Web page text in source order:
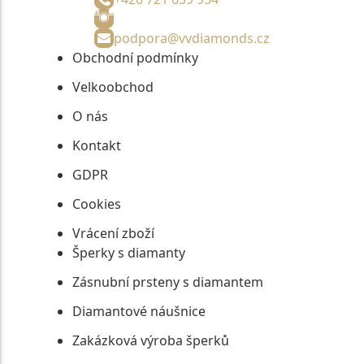
podpora@vvdiamonds.cz
Obchodní podmínky
Velkoobchod
O nás
Kontakt
GDPR
Cookies
Vrácení zboží
Šperky s diamanty
Zásnubní prsteny s diamantem
Diamantové náušnice
Zakázková výroba šperků